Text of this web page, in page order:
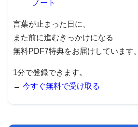
言葉が止まった日に、
また前に進むきっかけになる
無料PDF7特典をお届けしています。
1分で登録できます。
→ 今すぐ無料で受け取る